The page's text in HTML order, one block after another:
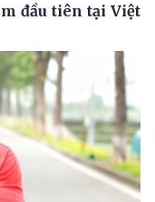
đầu tiên tại Việt